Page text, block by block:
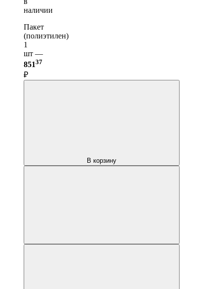
наличии
Пакет
(полиэтилен)
1
шт —
85137
₽
В корзину